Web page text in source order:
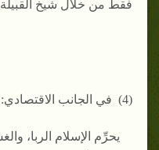
فقط من خلال شيخ القبيلة
(4) في الجانب الاقتصادي:
يحرِّم الإسلام الربا،